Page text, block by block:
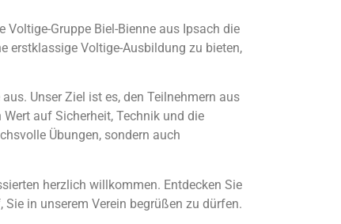
Gruppe Biel-Bienne aus Ipsach die
erstklassige Voltige-Ausbildung zu bieten,
Unser Ziel ist es, den Teilnehmern aus
auf Sicherheit, Technik und die
Übungen, sondern auch
herzlich willkommen. Entdecken Sie
in unserem Verein begrüßen zu dürfen.